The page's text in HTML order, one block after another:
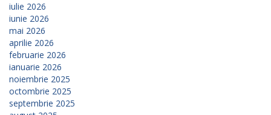
iulie 2026
iunie 2026
mai 2026
aprilie 2026
februarie 2026
ianuarie 2026
noiembrie 2025
octombrie 2025
septembrie 2025